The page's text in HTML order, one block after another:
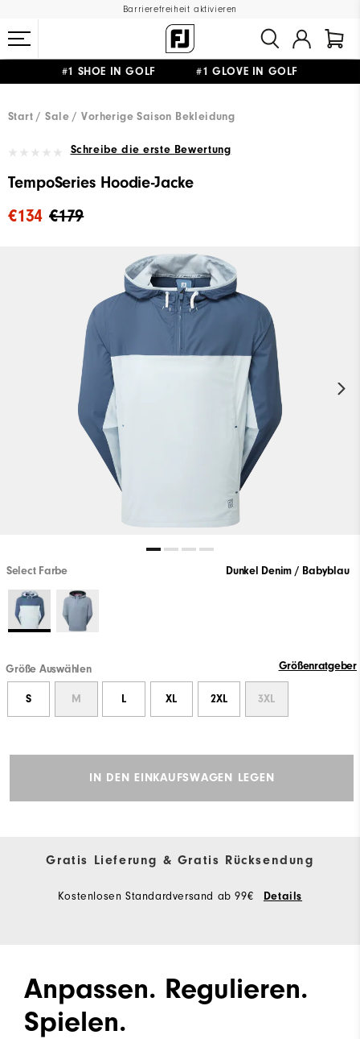
Barrierefreiheit aktivieren
#1 SHOE IN GOLF #1 GLOVE IN GOLF
Start
Sale Vorherige Saison Bekleidung
Schreibe die erste Bewertung
TempoSeries Hoodie-Jacke
€179
€134
Select Farbe Dunkel Denim / Babyblau
Größe Auswählen Größenratgeber
S M L XL 2XL 3XL
IN DEN EINKAUFSWAGEN LEGEN
Gratis Lieferung & Gratis Rücksendung
Kostenlosen Standardversand ab 99€ Details
Anpassen. Regulieren.
Spielen.